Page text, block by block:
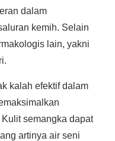
dalam
kemih. Selain
lain, yakni
kalah efektif dalam
semangka dapat
artinya air seni